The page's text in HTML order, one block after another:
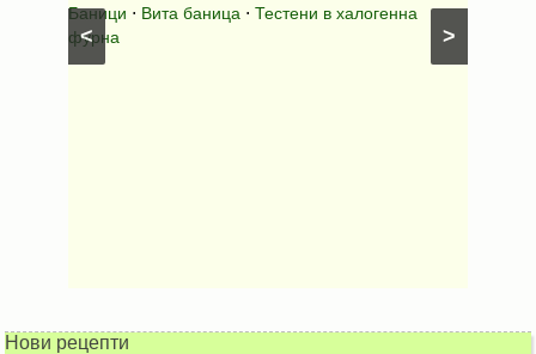
>
<
Баници ⋅ Вита баница ⋅ Тестени в халогенна
фурна
Нови рецепти